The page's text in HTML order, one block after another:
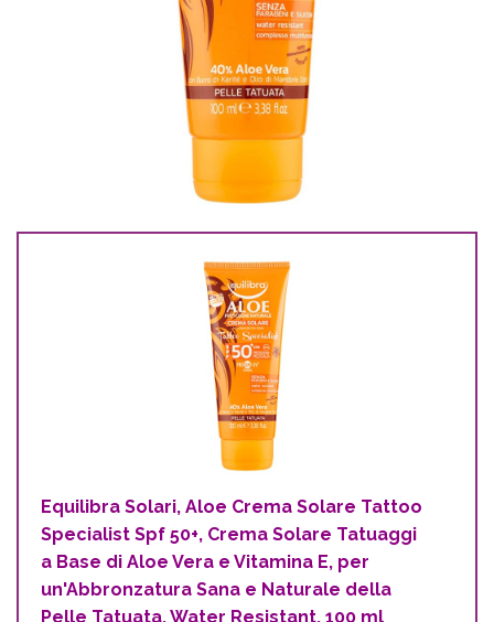
Equilibra Solari, Aloe Crema Solare Tattoo
Specialist Spf 50+, Crema Solare Tatuaggi
a Base di Aloe Vera e Vitamina E, per
un'Abbronzatura Sana e Naturale della
Pelle Tatuata, Water Resistant, 100 ml